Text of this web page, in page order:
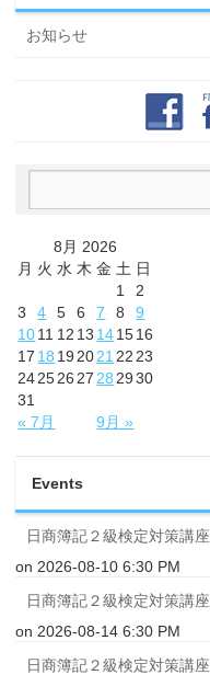
お知らせ
8月 2026
月 火 水 木 金 土 日
« 7月 9月 »
1
2
3
4 5 6 7 8
9
1011 12 13 141516
17 18 19 2021 22 23
242526 27 28 29 30
31
Events
日商簿記２級検定対策講座
on 2026-08-10 6:30 PM
日商簿記２級検定対策講座
on 2026-08-14 6:30 PM
日商簿記２級検定対策講座